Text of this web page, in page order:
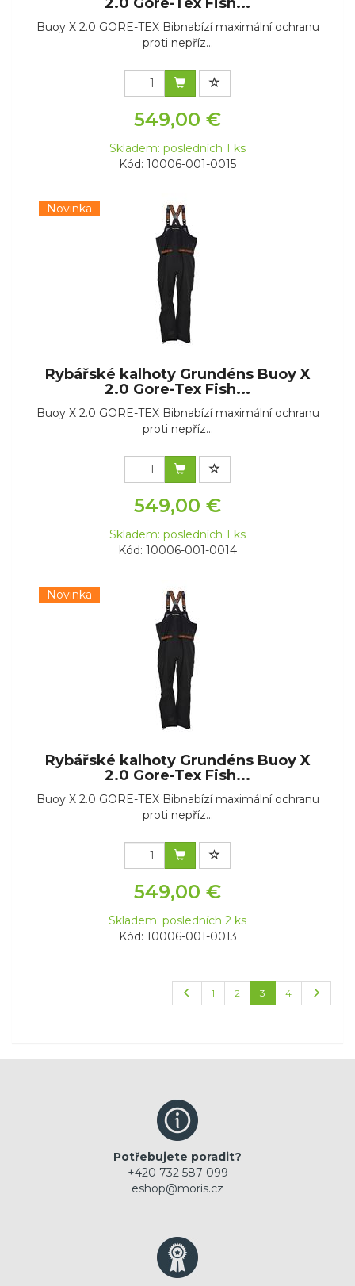
Buoy X 2.0 GORE-TEX Bibnabízí maximální ochranu
proti nepříz...
549,00 €
Skladem: posledních 1 ks
Kód: 10006-001-0015
Novinka
Rybářské kalhoty Grundéns Buoy X
2.0 Gore-Tex Fish...
Buoy X 2.0 GORE-TEX Bibnabízí maximální ochranu
proti nepříz...
549,00 €
Skladem: posledních 1 ks
Kód: 10006-001-0014
Novinka
Rybářské kalhoty Grundéns Buoy X
2.0 Gore-Tex Fish...
Buoy X 2.0 GORE-TEX Bibnabízí maximální ochranu
proti nepříz...
549,00 €
Skladem: posledních 2 ks
Kód: 10006-001-0013
1 2 3 4
Potřebujete poradit?
+420 732 587 099
eshop@moris.cz